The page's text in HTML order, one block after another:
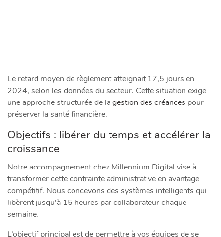
Le retard moyen de règlement atteignait 17,5 jours en
2024, selon les données du secteur. Cette situation exige
une approche structurée de lagestion des créances pour
préserver la santé financière.
Objectifs : libérer du temps et accélérer la
croissance
Notre accompagnement chez Millennium Digital vise à
transformer cette contrainte administrative en avantage
compétitif. Nous concevons des systèmes intelligents qui
libèrent jusqu’à 15 heures par collaborateur chaque
semaine.
L’objectif principal est de permettre à vos équipes de se